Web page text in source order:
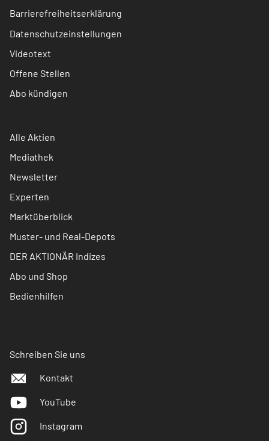
Barrierefreiheitserklärung
Datenschutzeinstellungen
Videotext
Offene Stellen
Abo kündigen
Alle Aktien
Mediathek
Newsletter
Experten
Marktüberblick
Muster- und Real-Depots
DER AKTIONÄR Indizes
Abo und Shop
Bedienhilfen
Schreiben Sie uns
Kontakt
YouTube
Instagram